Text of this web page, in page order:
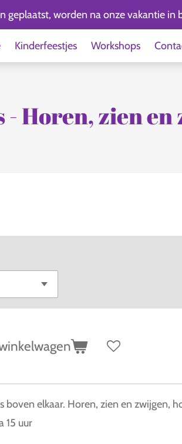
geplaatst, worden na onze vakantie in
Kinderfeestjes Workshops
- Horen, zien
boven elkaar. Horen, zien en zwijgen,
15 uur